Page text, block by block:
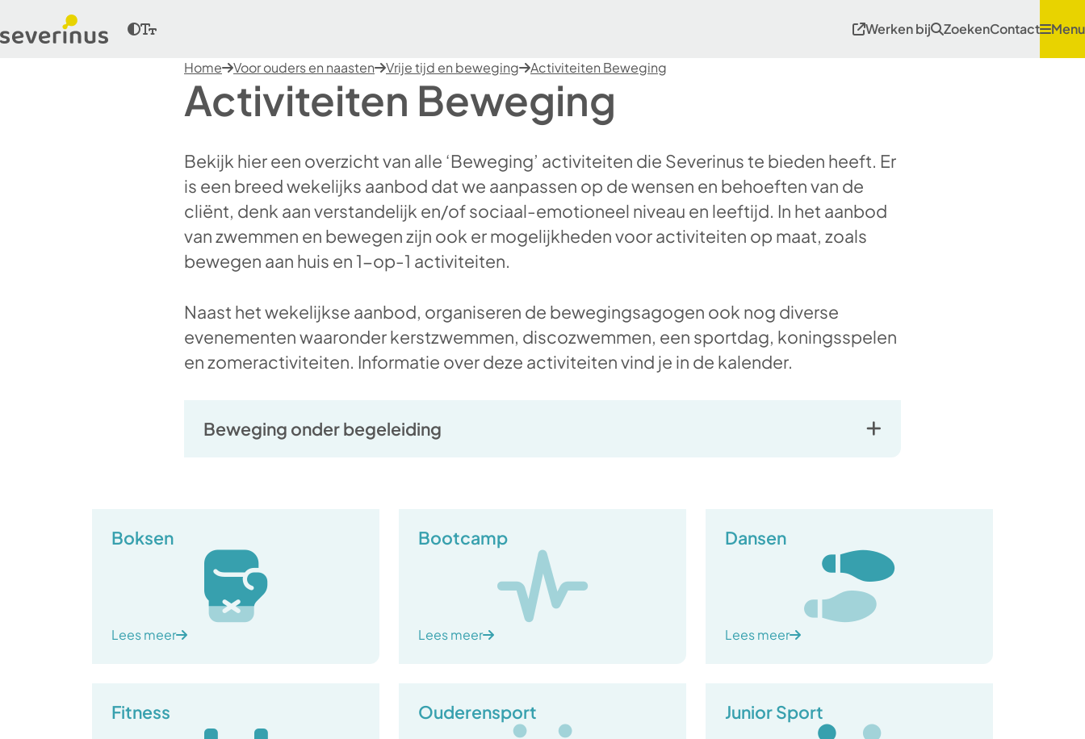
Werken bij ZoekenContact Menu
Home Voor ouders en naasten Vrije tijd en beweging Activiteiten Beweging
Activiteiten Beweging
Bekijk hier een overzicht van alle ‘Beweging’ activiteiten die Severinus te bieden heeft. Er
is een breed wekelijks aanbod dat we aanpassen op de wensen en behoeften van de
cliënt, denk aan verstandelijk en/of sociaal-emotioneel niveau en leeftijd. In het aanbod
van zwemmen en bewegen zijn ook er mogelijkheden voor activiteiten op maat, zoals
bewegen aan huis en 1-op-1 activiteiten.
Naast het wekelijkse aanbod, organiseren de bewegingsagogen ook nog diverse
evenementen waaronder kerstzwemmen, discozwemmen, een sportdag, koningsspelen
en zomeractiviteiten. Informatie over deze activiteiten vind je in de kalender.
Beweging onder begeleiding
Boksen
Lees meer
Bootcamp
Lees meer
Dansen
Lees meer
Fitness Ouderensport Junior Sport